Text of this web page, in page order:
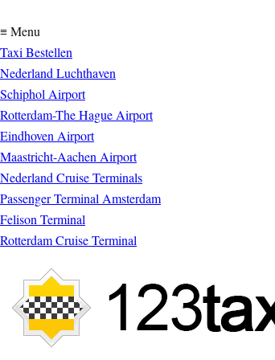
≡ Menu
Taxi Bestellen
Nederland Luchthaven
Schiphol Airport
Rotterdam-The Hague Airport
Eindhoven Airport
Maastricht-Aachen Airport
Nederland Cruise Terminals
Passenger Terminal Amsterdam
Felison Terminal
Rotterdam Cruise Terminal